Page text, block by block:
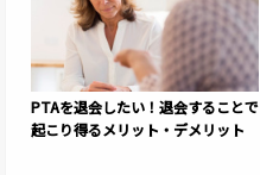
PTAを退会したい！退会することで
起こり得るメリット・デメリット